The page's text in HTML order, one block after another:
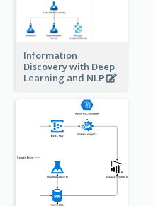
Information
Discovery with Deep
Learning and NLP